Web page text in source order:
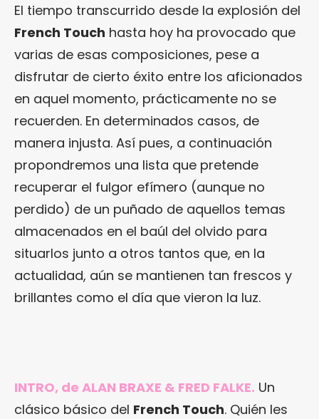
El tiempo transcurrido desde la explosión del
French Touch hasta hoy ha provocado que
varias de esas composiciones, pese a
disfrutar de cierto éxito entre los aficionados
en aquel momento, prácticamente no se
recuerden. En determinados casos, de
manera injusta. Así pues, a continuación
propondremos una lista que pretende
recuperar el fulgor efímero (aunque no
perdido) de un puñado de aquellos temas
almacenados en el baúl del olvido para
situarlos junto a otros tantos que, en la
actualidad, aún se mantienen tan frescos y
brillantes como el día que vieron la luz.
INTRO, de ALAN BRAXE & FRED FALKE. Un
clásico básico del French Touch. Quién les